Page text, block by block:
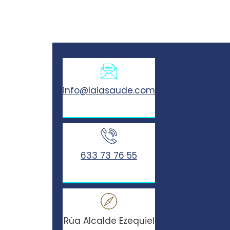
info@laiasaude.com
633 73 76 55
Rúa Alcalde Ezequiel